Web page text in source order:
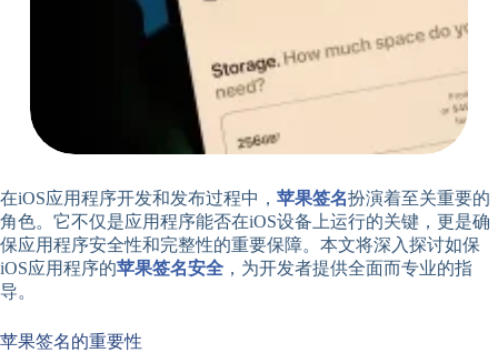
在iOS应用程序开发和发布过程中， 苹果签名扮演着至关重要的
角色。它不仅是应用程序能否在iOS设备上运行的关键，更是确
保应用程序安全性和完整性的重要保障。本文将深入探讨如保
iOS应用程序的苹果签名安全 ，为开发者提供全面而专业的指
导。
苹果签名的重要性